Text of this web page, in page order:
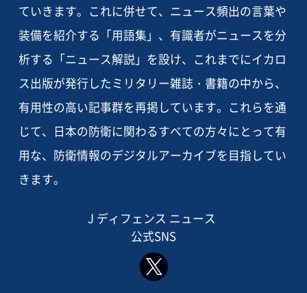
ていきます。これに併せて、ニュース頻出の言葉や
装備を紹介する「用語集」、有識者がニュースを分
析する「ニュース解説」を設け、これまでにイカロ
ス出版が発行したミリタリー雑誌・書籍の中から、
有用性の高い記事群を再掲しています。これらを通
じて、日本の防衛に関わるすべての方々にとって有
用な、防衛情報のデジタルアーカイブを目指してい
きます。
J ディフェンス ニュース
公式SNS